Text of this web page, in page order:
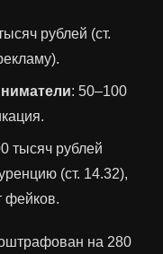
рублей (ст.
: 50–100
тысяч рублей
(ст. 14.32),
фейков.
на 280